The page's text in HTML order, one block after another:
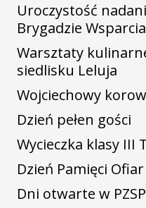
Uroczystość
Brygadzie
Warsztaty
siedlisku Leluja
Wojciechowy
Dzień pełen gości
Wycieczka klasy III
Dzień Pamięci
Dni otwarte w PZSP